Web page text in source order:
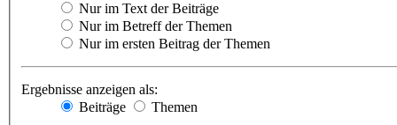
Nur im Text der Beiträge
Nur im Betreff der Themen
Nur im ersten Beitrag der Themen
Ergebnisse anzeigen als:
Beiträge
Themen